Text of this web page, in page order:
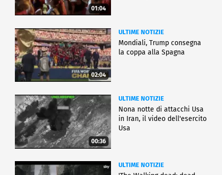
01:04
02:04
ULTIME NOTIZIE
Mondiali, Trump consegna
la coppa alla Spagna
00:36
ULTIME NOTIZIE
Nona notte di attacchi Usa
in Iran, il video dell'esercito
Usa
ULTIME NOTIZIE